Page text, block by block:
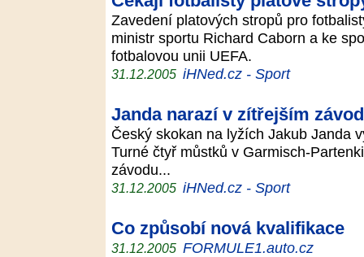
Zavedení platových stropů pro
ministr sportu Richard Caborn a ke
fotbalovou unii UEFA.
31.12.2005 iHNed.cz - Sport
Janda narazí v zítřejším
Český skokan na lyžích Jakub Janda
Turné čtyř můstků v Garmisch-
závodu...
31.12.2005 iHNed.cz - Sport
Co způsobí nová kvalifikace
31.12.2005 FORMULE1.auto.cz